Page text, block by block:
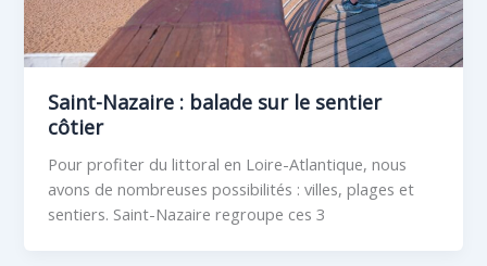
Saint-Nazaire : balade sur le sentier
côtier
Pour profiter du littoral en Loire-Atlantique, nous
avons de nombreuses possibilités : villes, plages et
sentiers. Saint-Nazaire regroupe ces 3